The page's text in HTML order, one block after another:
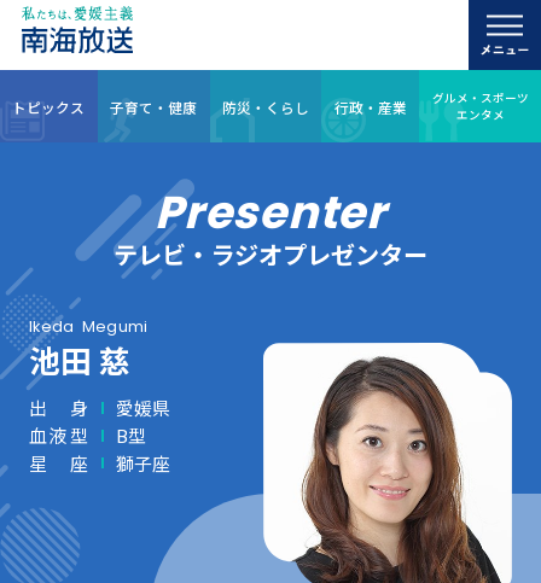
トピックス 子育て・健康 防災・くらし 行政・産業
グルメ・スポーツ
エンタメ
Presenter
テレビ・ラジオプレゼンター
Ikeda Megumi
池田 慈
出身
愛媛県
血液型
B型
星座
獅子座